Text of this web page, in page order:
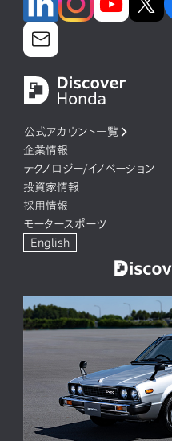
公式アカウント一覧
企業情報
テクノロジー/イノベーション
投資家情報
採用情報
モータースポーツ
English